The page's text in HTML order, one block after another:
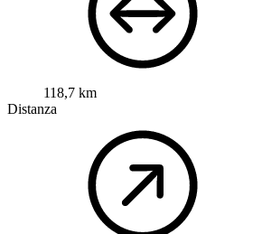
118,7 km
Distanza